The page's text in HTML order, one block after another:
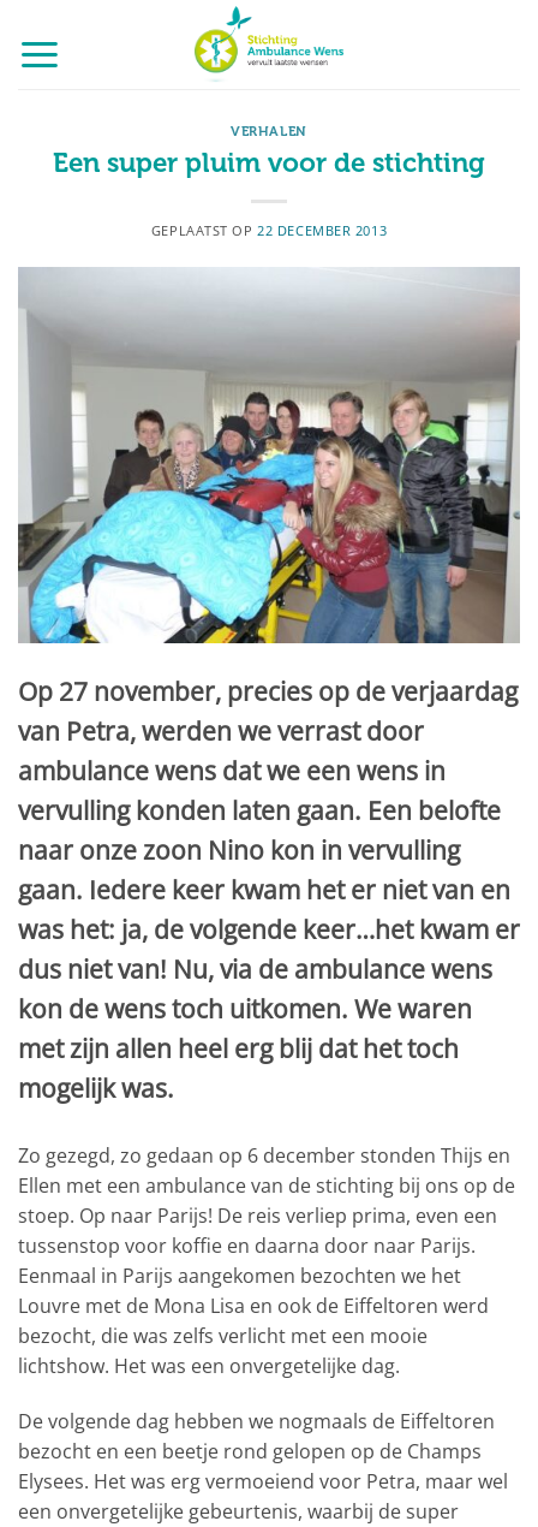
naar
inhoud
VERHALEN
Een super pluim voor de stichting
GEPLAATST OP 22 DECEMBER 2013
Op 27 november, precies op de verjaardag
van Petra, werden we verrast door
ambulance wens dat we een wens in
vervulling konden laten gaan. Een belofte
naar onze zoon Nino kon in vervulling
gaan. Iedere keer kwam het er niet van en
was het: ja, de volgende keer…het kwam er
dus niet van! Nu, via de ambulance wens
kon de wens toch uitkomen. We waren
met zijn allen heel erg blij dat het toch
mogelijk was.
Zo gezegd, zo gedaan op 6 december stonden Thijs en
Ellen met een ambulance van de stichting bij ons op de
stoep. Op naar Parijs! De reis verliep prima, even een
tussenstop voor koffie en daarna door naar Parijs.
Eenmaal in Parijs aangekomen bezochten we het
Louvre met de Mona Lisa en ook de Eiffeltoren werd
bezocht, die was zelfs verlicht met een mooie
lichtshow. Het was een onvergetelijke dag.
De volgende dag hebben we nogmaals de Eiffeltoren
bezocht en een beetje rond gelopen op de Champs
Elysees. Het was erg vermoeiend voor Petra, maar wel
een onvergetelijke gebeurtenis, waarbij de super